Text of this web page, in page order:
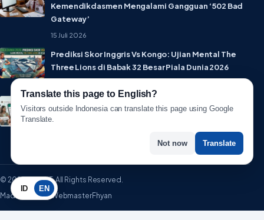
Kemendikdasmen Mengalami Gangguan ‘502 Bad
Gateway’
15 Juli 2026
Prediksi Skor Inggris Vs Kongo: Ujian Mental The
Three Lions di Babak 32 Besar Piala Dunia 2026
© 2026 WartaIT. All Rights Reserved.
Made with ♥ by WebmasterFhyan
ID EN
Translate this page to English?
Visitors outside Indonesia can translate this page using Google
Translate.
Not now Translate